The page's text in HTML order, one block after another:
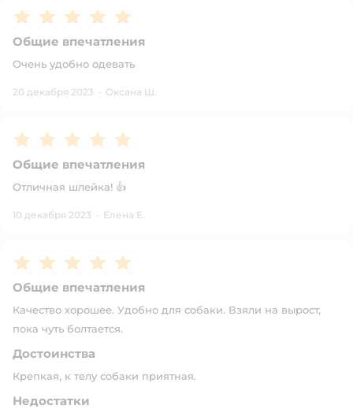
Рейтинг:5
Общие впечатления
Очень удобно одевать
20 декабря 2023 · Оксана Ш.
Рейтинг:5
Общие впечатления
Отличная шлейка! 👍
10 декабря 2023 · Елена Е.
Рейтинг:5
Общие впечатления
Качество хорошее. Удобно для собаки. Взяли на вырост,
пока чуть болтается.
Достоинства
Крепкая, к телу собаки приятная.
Недостатки